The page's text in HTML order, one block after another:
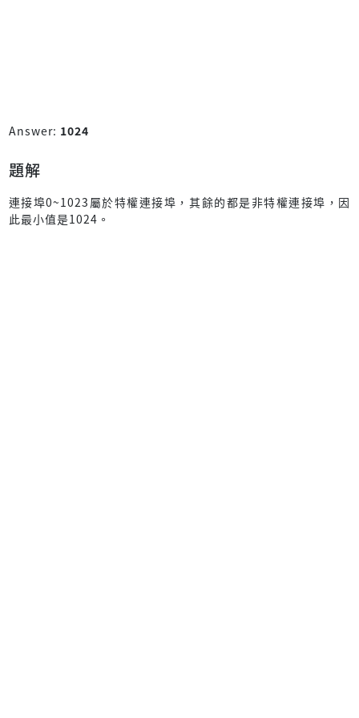
Answer: 1024
題解
連接埠0~1023屬於特權連接埠，其餘的都是非特權連接埠，因
此最小值是1024。